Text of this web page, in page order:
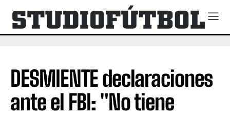
DESMIENTE declaraciones
ante el FBI: "No tiene